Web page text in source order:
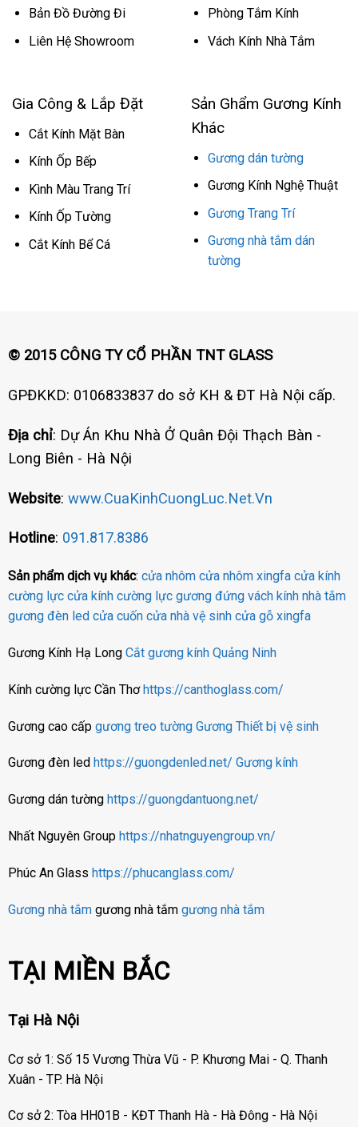
Bản Đồ Đường Đi
Liên Hệ Showroom
Phòng Tắm Kính
Vách Kính Nhà Tắm
Gia Công & Lắp Đặt
Cắt Kính Mặt Bàn
Kính Ốp Bếp
Kình Màu Trang Trí
Kính Ốp Tường
Cắt Kính Bể Cá
Sản Ghẩm Gương Kính
Khác
Gương dán tường
Gương Kính Nghệ Thuật
Gương Trang Trí
Gương nhà tắm dán
tường
© 2015 CÔNG TY CỔ PHẦN TNT GLASS
GPĐKKD: 0106833837 do sở KH & ĐT Hà Nội cấp.
Địa chỉ: Dự Án Khu Nhà Ở Quân Đội Thạch Bàn -
Long Biên - Hà Nội
Website: www.CuaKinhCuongLuc.Net.Vn
Hotline: 091.817.8386
Sản phẩm dịch vụ khác: cửa nhôm cửa nhôm xingfa cửa kính
cường lực cửa kính cường lực gương đứng vách kính nhà tắm
gương đèn led cửa cuốn cửa nhà vệ sinh cửa gỗ xingfa
Gương Kính Hạ Long Cắt gương kính Quảng Ninh
Kính cường lực Cần Thơhttps://canthoglass.com/
Gương cao cấp gương treo tường Gương Thiết bị vệ sinh
Gương đèn led https://guongdenled.net/ Gương kính
Gương dán tường https://guongdantuong.net/
Nhất Nguyên Group https://nhatnguyengroup.vn/
Phúc An Glass https://phucanglass.com/
Gương nhà tắmgương nhà tắm gương nhà tắm
TẠI MIỀN BẮC
Tại Hà Nội
Cơ sở 1: Số 15 Vương Thừa Vũ - P. Khương Mai - Q. Thanh
Xuân - TP. Hà Nội
Cơ sở 2: Tòa HH01B - KĐT Thanh Hà - Hà Đông - Hà Nội